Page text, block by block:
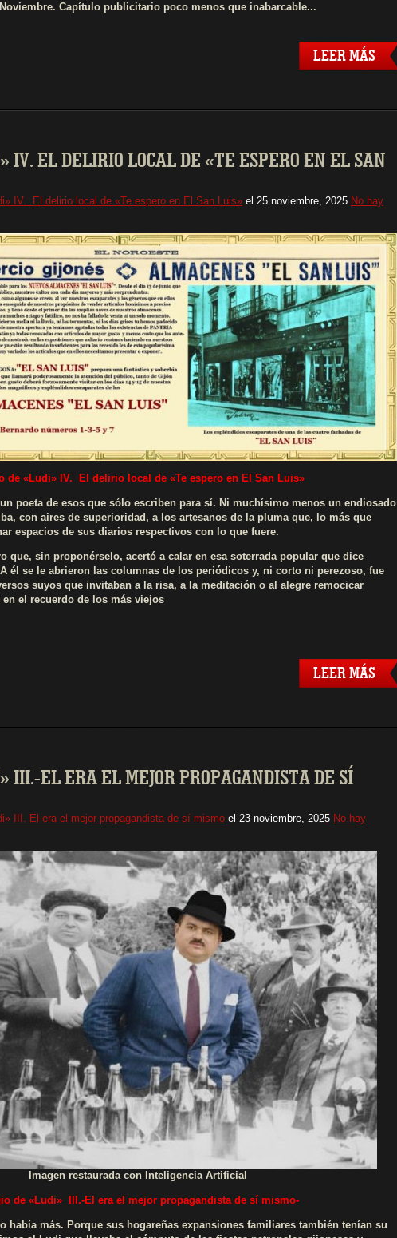
Capítulo publicitario poco menos que inabarcable...
LEER MÁS
IV. EL DELIRIO LOCAL DE «TE ESPERO EN EL SAN
IV. El delirio local de «Te espero en El San Luis» el 25 noviembre, 2025 No hay
de «Ludi» IV. El delirio local de «Te espero en El San Luis»
poeta de esos que sólo escriben para sí. Ni muchísimo menos un endiosado
con aires de superioridad, a los artesanos de la pluma que, lo más que
espacios de sus diarios respectivos con lo que fuere.
que, sin proponérselo, acertó a calar en esa soterrada popular que dice
él se le abrieron las columnas de los periódicos y, ni corto ni perezoso, fue
suyos que invitaban a la risa, a la meditación o al alegre remocicar
el recuerdo de los más viejos
LEER MÁS
III.-EL ERA EL MEJOR PROPAGANDISTA DE SÍ
III. El era el mejor propagandista de sí mismo el 23 noviembre, 2025 No hay
Imagen restaurada con Inteligencia Artificial
de «Ludi» III.-El era el mejor propagandista de sí mismo-
había más. Porque sus hogareñas expansiones familiares también tenían su